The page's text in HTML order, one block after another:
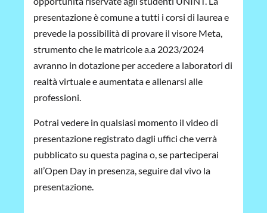
presentazione è comune a tutti i corsi di laurea e
prevede la possibilità di provare il visore Meta,
strumento che le matricole a.a 2023/2024
avranno in dotazione per accedere a laboratori di
realtà virtuale e aumentata e allenarsi alle
professioni.
Potrai vedere in qualsiasi momento il video di
presentazione registrato dagli uffici che verrà
pubblicato su questa pagina o, se parteciperai
all’Open Day in presenza, seguire dal vivo la
presentazione.